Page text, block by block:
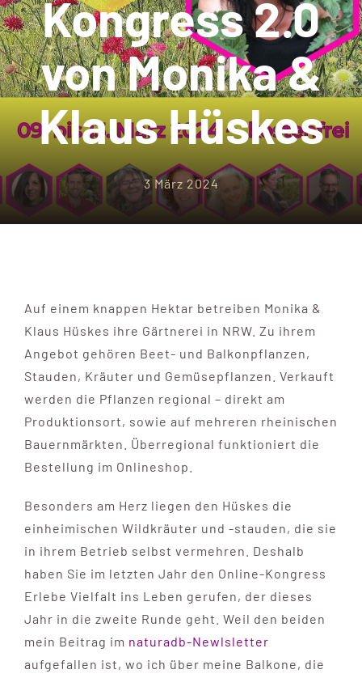
Kongress 2.0
von Monika &
Klaus Hüskes
3 März 2024
Auf einem knappen Hektar betreiben Monika &
Klaus Hüskes ihre Gärtnerei in NRW. Zu ihrem
Angebot gehören Beet- und Balkonpflanzen,
Stauden, Kräuter und Gemüsepflanzen. Verkauft
werden die Pflanzen regional – direkt am
Produktionsort, sowie auf mehreren rheinischen
Bauernmärkten. Überregional funktioniert die
Bestellung im Onlineshop.
Besonders am Herz liegen den Hüskes die
einheimischen Wildkräuter und -stauden, die sie
in ihrem Betrieb selbst vermehren. Deshalb
haben Sie im letzten Jahr den Online-Kongress
Erlebe Vielfalt ins Leben gerufen, der dieses
Jahr in die zweite Runde geht. Weil den beiden
mein Beitrag im naturadb-Newlsletter
aufgefallen ist, wo ich über meine Balkone, die